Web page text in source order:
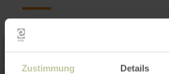
Zustimmung Details